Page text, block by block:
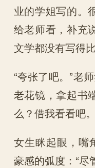
业的学姐写的。
给老师看，补充
文学都没有写得
“夸张了吧。”老
老花镜，拿起书
么？借我看看吧
女生眯起眼，嘴
豪感的弧度：“尽